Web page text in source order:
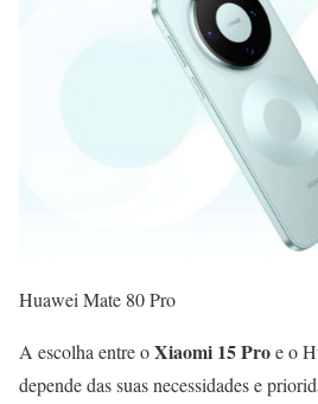
Huawei Mate 80 Pro
A escolha entre oXiaomi 15 Proe o
depende das suas necessidades e